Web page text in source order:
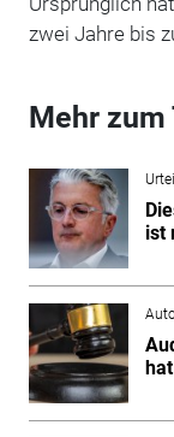
zwei Jahre bis
Mehr zum
ist